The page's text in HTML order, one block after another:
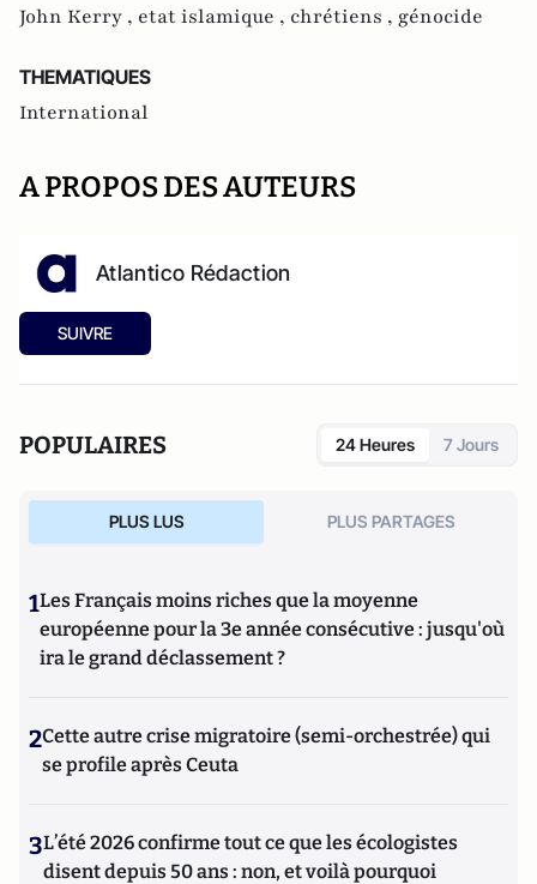
John Kerry , etat islamique , chrétiens , génocide
THEMATIQUES
International
A PROPOS DES AUTEURS
Atlantico Rédaction
SUIVRE
POPULAIRES 24 Heures 7 Jours
PLUS LUS PLUS PARTAGES
1Les Français moins riches que la moyenne
européenne pour la 3e année consécutive : jusqu'où
ira le grand déclassement ?
2Cette autre crise migratoire (semi-orchestrée) qui
se profile après Ceuta
3L’été 2026 confirme tout ce que les écologistes
disent depuis 50 ans : non, et voilà pourquoi